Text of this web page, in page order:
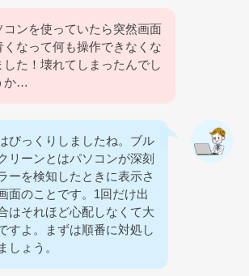
コンを使っていたら突然画面
くなって何も操作できなくな
した！壊れてしまったんでし
か…
びっくりしましたね。ブル
リーンとはパソコンが深刻
ーを検知したときに表示さ
面のことです。1回だけ出
はそれほど心配しなくて大
すよ。まずは順番に対処し
しょう。